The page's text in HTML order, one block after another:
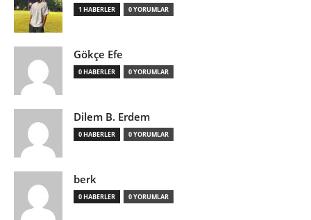
1 HABERLER 0 YORUMLAR
Gökçe Efe
0 HABERLER 0 YORUMLAR
Dilem B. Erdem
0 HABERLER 0 YORUMLAR
berk
0 HABERLER 0 YORUMLAR